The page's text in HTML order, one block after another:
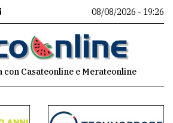
08/08/2026 - 19:26
con Casateonline e Merateonline